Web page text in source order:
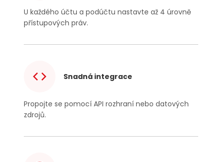
U každého účtu a podúčtu nastavte až 4 úrovně
přístupových práv.
Snadná integrace
Propojte se pomocí API rozhraní nebo datových
zdrojů.